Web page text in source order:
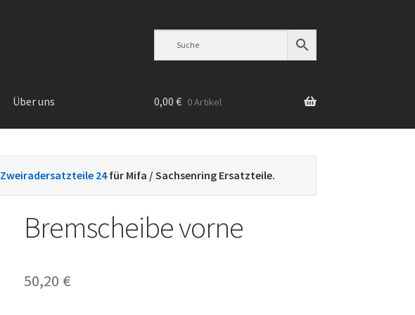
Über uns 0,00 € 0 Artikel
Zweiradersatzteile 24für Mifa / Sachsenring Ersatzteile.
Bremscheibe vorne
50,20 €